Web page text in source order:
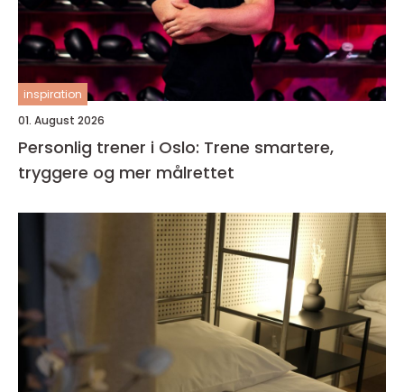
inspiration
01. August 2026
Personlig trener i Oslo: Trene smartere,
tryggere og mer målrettet